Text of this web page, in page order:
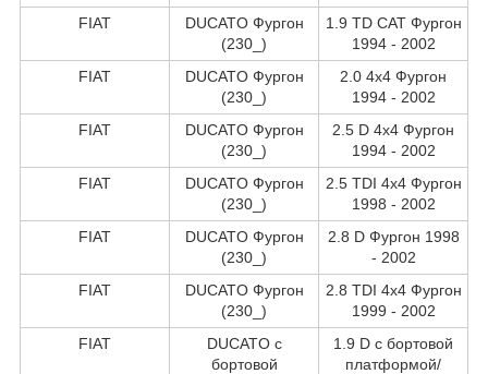
FIAT
DUCATO Фургон
(230_)
1.9 TD CAT Фургон
1994 - 2002
FIAT
DUCATO Фургон
(230_)
2.0 4x4 Фургон
1994 - 2002
FIAT
DUCATO Фургон
(230_)
2.5 D 4x4 Фургон
1994 - 2002
FIAT
DUCATO Фургон
(230_)
2.5 TDI 4x4 Фургон
1998 - 2002
FIAT
DUCATO Фургон
(230_)
2.8 D Фургон 1998
- 2002
FIAT
DUCATO Фургон
(230_)
2.8 TDI 4x4 Фургон
1999 - 2002
FIAT
DUCATO c
бортовой
1.9 D c бортовой
платформой/